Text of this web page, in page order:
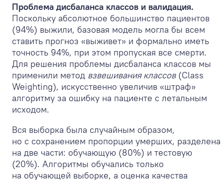
Проблема дисбаланса классов и валидация.
Поскольку абсолютное большинство пациентов
(94%) выжили, базовая модель могла бы всем
ставить прогноз «выживет» и формально иметь
точность 94%, при этом пропуская все смерти.
Для решения проблемы дисбаланса классов мы
применили метод взвешивания классов(Class
Weighting), искусственно увеличив «штраф»
алгоритму за ошибку на пациенте с летальным
исходом.
Вся выборка была случайным образом,
но с сохранением пропорции умерших, разделена
на две части: обучающую (80%) и тестовую
(20%). Алгоритмы обучались только
на обучающей выборке, а оценка качества